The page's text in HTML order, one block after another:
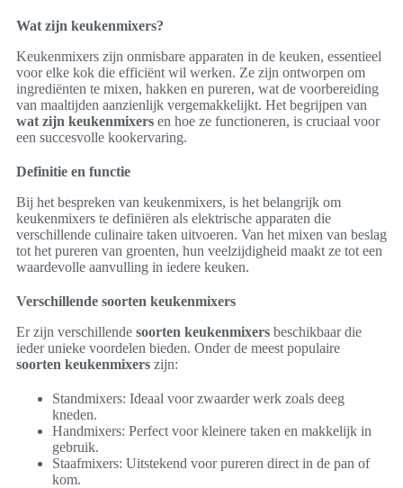
Wat zijn keukenmixers?
Keukenmixers zijn onmisbare apparaten in de keuken, essentieel
voor elke kok die efficiënt wil werken. Ze zijn ontworpen om
ingrediënten te mixen, hakken en pureren, wat de voorbereiding
van maaltijden aanzienlijk vergemakkelijkt. Het begrijpen van
wat zijn keukenmixers en hoe ze functioneren, is cruciaal voor
een succesvolle kookervaring.
Definitie en functie
Bij het bespreken van keukenmixers, is het belangrijk om
keukenmixers te definiëren als elektrische apparaten die
verschillende culinaire taken uitvoeren. Van het mixen van beslag
tot het pureren van groenten, hun veelzijdigheid maakt ze tot een
waardevolle aanvulling in iedere keuken.
Verschillende soorten keukenmixers
Er zijn verschillende soorten keukenmixers beschikbaar die
ieder unieke voordelen bieden. Onder de meest populaire
soorten keukenmixers zijn:
Standmixers: Ideaal voor zwaarder werk zoals deeg
kneden.
Handmixers: Perfect voor kleinere taken en makkelijk in
gebruik.
Staafmixers: Uitstekend voor pureren direct in de pan of
kom.